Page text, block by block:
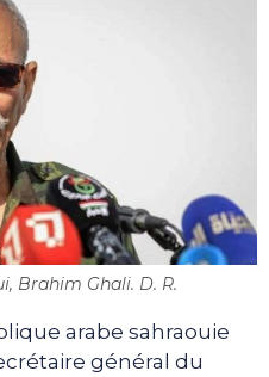
Brahim Ghali. D. R.
arabe sahraouie
général du